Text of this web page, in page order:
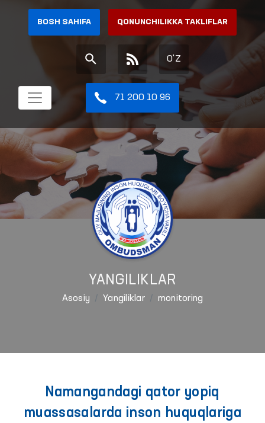
BOSH SAHIFA QONUNCHILIKKA TAKLIFLAR
O'Z
71 200 10 96
YANGILIKLAR
Asosiy Yangiliklar monitoring
Namangandagi qator yopiq
muassasalarda inson huquqlariga